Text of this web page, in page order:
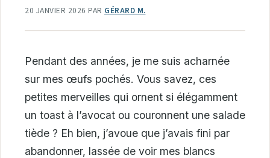
20 JANVIER 2026 PAR GÉRARD M.
Pendant des années, je me suis acharnée
sur mes œufs pochés. Vous savez, ces
petites merveilles qui ornent si élégamment
un toast à l’avocat ou couronnent une salade
tiède ? Eh bien, j’avoue que j’avais fini par
abandonner, lassée de voir mes blancs